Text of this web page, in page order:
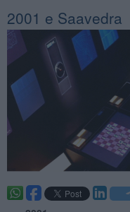
2001 e Saavedra